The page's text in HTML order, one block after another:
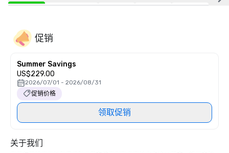
促销
Summer Savings
US$229.00
2026/07/01 - 2026/08/31
促销价格
领取促销
关于我们